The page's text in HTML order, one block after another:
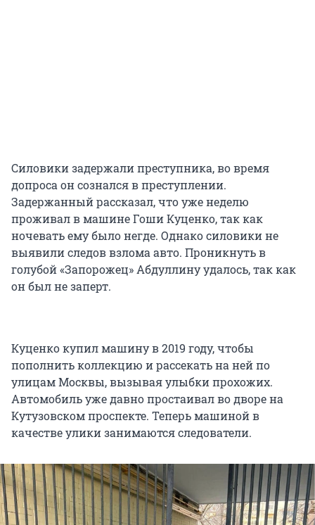
Силовики задержали преступника, во время
допроса он сознался в преступлении.
Задержанный рассказал, что уже неделю
проживал в машине Гоши Куценко, так как
ночевать ему было негде. Однако силовики не
выявили следов взлома авто. Проникнуть в
голубой «Запорожец» Абдуллину удалось, так как
он был не заперт.
Куценко купил машину в 2019 году, чтобы
пополнить коллекцию и рассекать на ней по
улицам Москвы, вызывая улыбки прохожих.
Автомобиль уже давно простаивал во дворе на
Кутузовском проспекте. Теперь машиной в
качестве улики занимаются следователи.